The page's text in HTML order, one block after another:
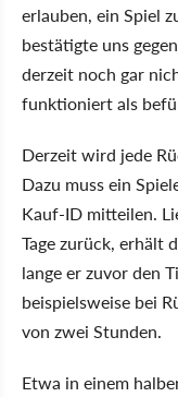
erlauben, ein Spiel
bestätigte uns
derzeit noch gar
funktioniert als
Derzeit wird jede
Dazu muss ein
Kauf-ID mitteilen.
Tage zurück, erhält
lange er zuvor den
beispielsweise bei
von zwei Stunden.
Etwa in einem